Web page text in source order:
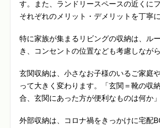
す。また、ランドリースペースの近くに
それぞれのメリット・デメリットを丁寧
特に家族が集まるリビングの収納は、ル
き、コンセントの位置なども考慮しなが
玄関収納は、小さなお子様のいるご家庭
って大きく変わります。「玄関＝靴の収
合、玄関にあった方が便利なものは何か
外部収納は、コロナ禍をきっかけに宅配